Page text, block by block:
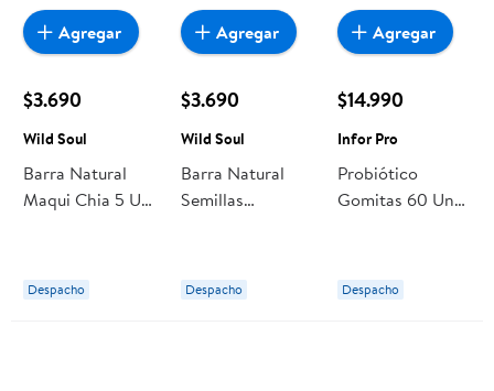
$3.690
Wild Soul
Barra Natural
Maqui Chia 5 Un
Despacho
Agregar
$3.690
Wild Soul
Barra Natural
Semillas
Despacho
Agregar
$14.990
Infor Pro
Probiótico
Gomitas 60 Un
Despacho
Agregar